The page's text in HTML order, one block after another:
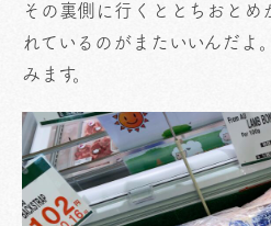
その裏側に行くととちおとめ
れているのがまたいいんだよ
みます。